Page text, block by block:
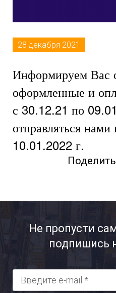
28 декабря 2021
Информируем Вас
оформленные и
с 30.12.21 по
отправляться нами
10.01.2022 г.
Не пропусти
подпишись